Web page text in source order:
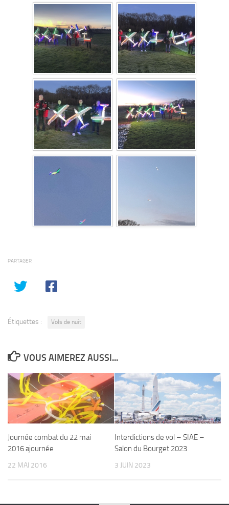
PARTAGER
Étiquettes : Vols de nuit
VOUS AIMEREZ AUSSI...
Journée combat du 22 mai
2016 ajournée
22 MAI 2016
Interdictions de vol – SIAE –
Salon du Bourget 2023
3 JUIN 2023